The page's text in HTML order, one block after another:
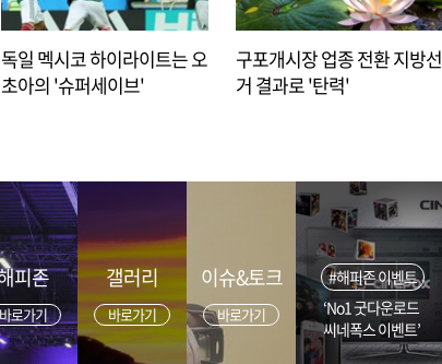
독일 멕시코 하이라이트는 오
초아의 '슈퍼세이브'
구포개시장 업종 전환 지방선
거 결과로 '탄력'
피존
바로가기
갤러리
바로가기
이슈&토크
바로가기
#해피존 이벤트
‘No1 굿다운로드
씨네폭스 이벤트’